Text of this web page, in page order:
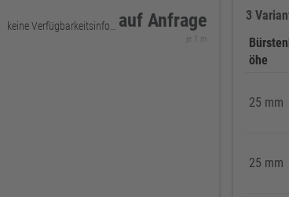
keine Verfügbarkeitsinformationen auf Anfrage
je 1 m
3
öhe
25 mm
25 mm